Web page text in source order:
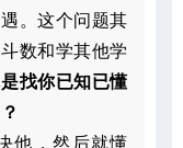
。这个问题其
数和学其他学
找你已知已懂
他，然后就懂